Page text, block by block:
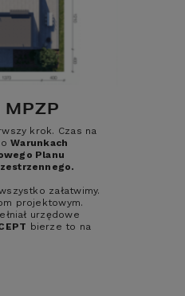
krok. Czas na
oWarunkach
Planu
załatwimy.
projektowym.
urzędowe
bierze to na
i
to nadal
czy może
się o